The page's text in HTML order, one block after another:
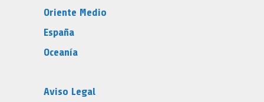
Oriente Medio
España
Oceanía
Aviso Legal